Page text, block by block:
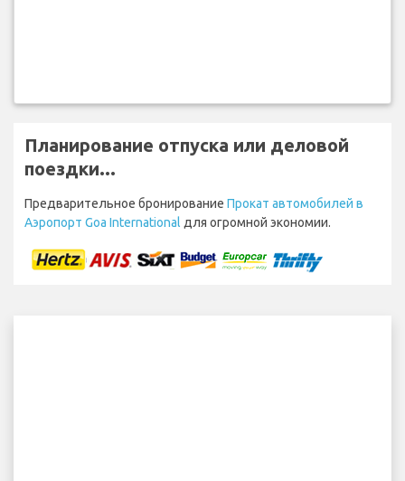
Планирование отпуска или деловой
поездки...
Предварительное бронирование Прокат автомобилей в
Аэропорт Goa International для огромной экономии.